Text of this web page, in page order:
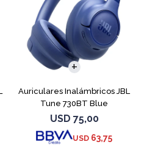
Auriculares Inalámbricos JBL
Tune 730BT Blue
USD 75,00
USD 63,75